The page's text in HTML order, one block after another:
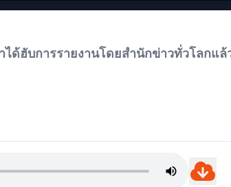
ได้ฮับการรายงานโดยสำนักข่าวทั่วโลกแล้